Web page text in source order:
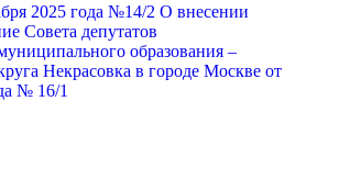
2025 года №14/2 О внесении
Совета депутатов
образования –
Некрасовка в городе Москве от
№ 16/1